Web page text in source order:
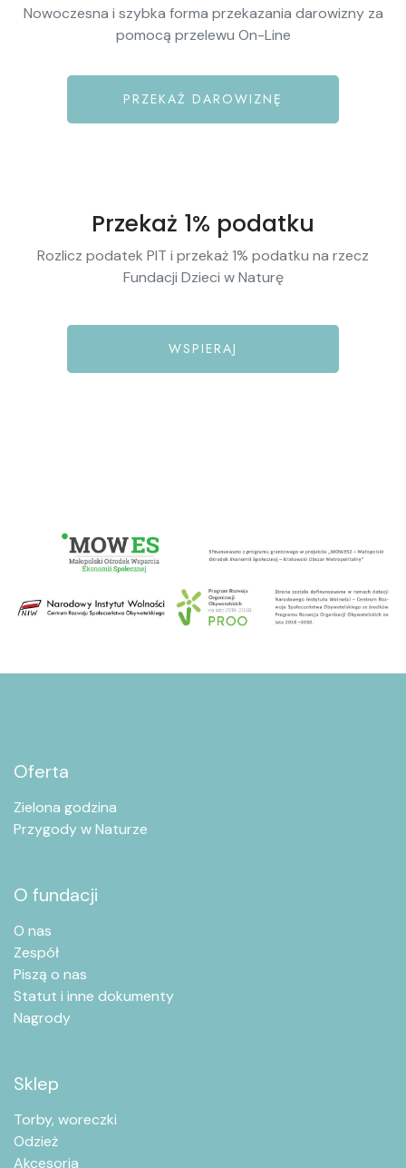
Nowoczesna i szybka forma przekazania darowizny za
pomocą przelewu On-Line
PRZEKAŻ DAROWIZNĘ
Przekaż 1% podatku
Rozlicz podatek PIT i przekaż 1% podatku na rzecz
Fundacji Dzieci w Naturę
WSPIERAJ
Oferta
Zielona godzina
Przygody w Naturze
O fundacji
O nas
Zespół
Piszą o nas
Statut i inne dokumenty
Nagrody
Sklep
Torby, woreczki
Odzież
Akcesoria